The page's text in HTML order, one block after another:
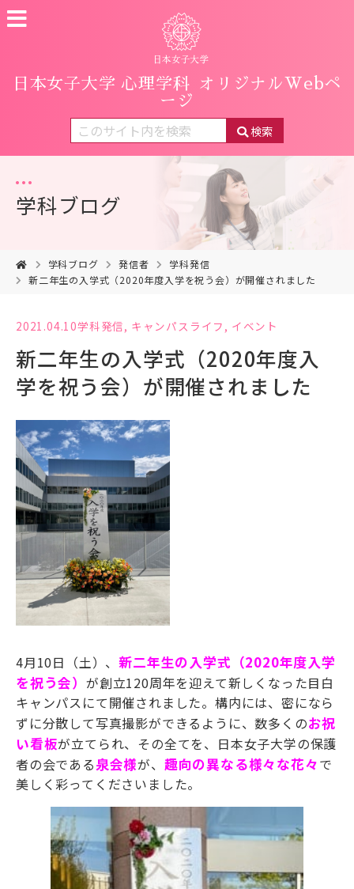
日本女子大学 心理学科
オリジナルWebペ
ージ
検索
学科ブログ
学科ブログ 発信者
学科発信
新二年生の入学式（2020年度入学を祝う会）が開催されました
2021.04.10学科発信, キャンパスライフ , イベント
新二年生の入学式（2020年度入
学を祝う会）が開催されました
4月10日（土）、新二年生の入学式（2020年度入学
を祝う会）が創立120周年を迎えて新しくなった目白
キャンパスにて開催されました。構内には、密になら
ずに分散して写真撮影ができるように、数多くのお祝
い看板が立てられ、その全てを、日本女子大学の保護
者の会である泉会様が、 趣向の異なる様々な花々で
美しく彩ってくださいました。